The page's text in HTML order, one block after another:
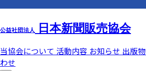
公益社団法人 日本新聞販売協会
当協会について 活動内容 お知らせ 出版物
わせ